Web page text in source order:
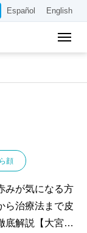
Español English
顔
みが気になる方
ら治療法まで皮
底解説【大宮エ